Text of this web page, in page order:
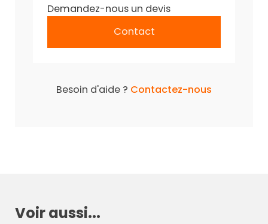
Demandez-nous un devis
Contact
Besoin d'aide ? Contactez-nous
Voir aussi...